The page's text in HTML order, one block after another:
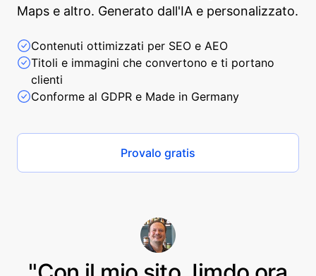
Maps e altro. Generato dall'IA e personalizzato.
Contenuti ottimizzati per SEO e AEO
Titoli e immagini che convertono e ti portano
clienti
Conforme al GDPR e Made in Germany
Provalo gratis